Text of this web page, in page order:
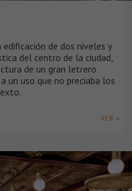
de dos niveles y
del centro de la ciudad,
de un gran letrero
un uso que no preciaba los
VER +